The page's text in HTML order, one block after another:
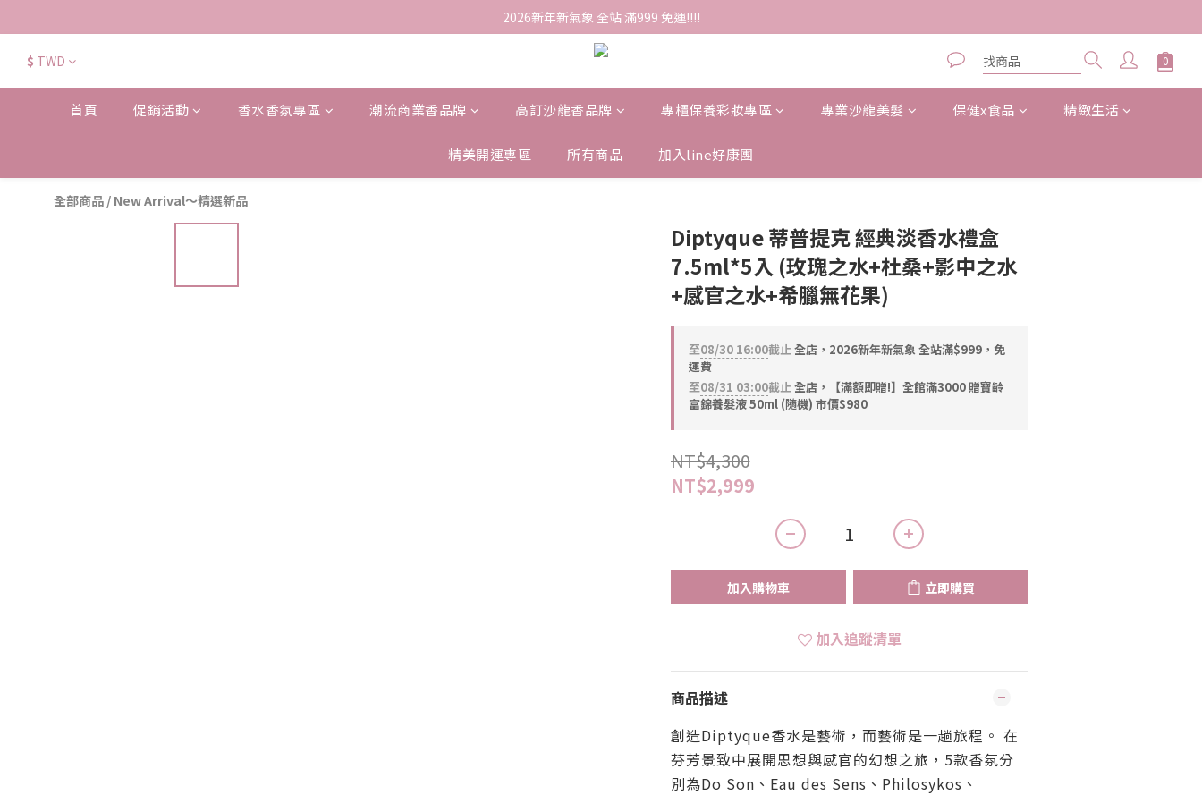
2026新年新氣象 全站 滿999 免運!!!!
$ TWD
首頁 促銷活動 香水香氛專區 潮流商業香品牌 高訂沙龍香品牌 專櫃保養彩妝專區 專業沙龍美髮 保健x食品 精緻生活
精美開運專區 所有商品 加入line好康團
全部商品 / New Arrival～精選新品
Diptyque 蒂普提克 經典淡香水禮盒
7.5ml*5入 (玫瑰之水+杜桑+影中之水
+感官之水+希臘無花果)
至08/30 16:00截止全店，2026新年新氣象 全站滿$999，免
運費
至08/31 03:00截止全店，【滿額即贈!】全館滿3000 贈寶齡
富錦養髮液 50ml (隨機) 市價$980
NT$4,300
NT$2,999
加入購物車 立即購買
加入追蹤清單
商品描述
創造Diptyque香水是藝術，而藝術是一趟旅程。 在
芬芳景致中展開思想與感官的幻想之旅，5款香氛分
別為Do Son、Eau des Sens、Philosykos、